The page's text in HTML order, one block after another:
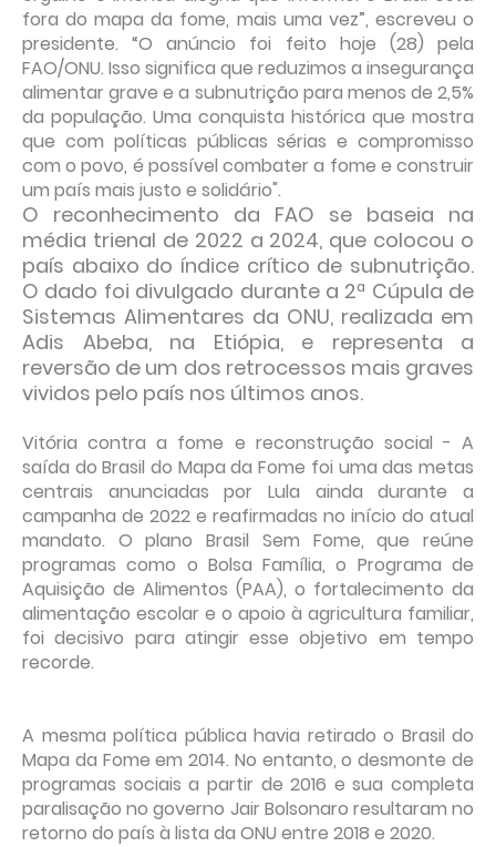
fora do mapa da fome, mais uma vez”, escreveu o
presidente. “O anúncio foi feito hoje (28) pela
FAO/ONU. Isso significa que reduzimos a insegurança
alimentar grave e a subnutrição para menos de 2,5%
da população. Uma conquista histórica que mostra
que com políticas públicas sérias e compromisso
com o povo, é possível combater a fome e construir
um país mais justo e solidário".
O reconhecimento da FAO se baseia na
média trienal de 2022 a 2024, que colocou o
país abaixo do índice crítico de subnutrição.
O dado foi divulgado durante a 2ª Cúpula de
Sistemas Alimentares da ONU, realizada em
Adis Abeba, na Etiópia, e representa a
reversão de um dos retrocessos mais graves
vividos pelo país nos últimos anos.
Vitória contra a fome e reconstrução social - A
saída do Brasil do Mapa da Fome foi uma das metas
centrais anunciadas por Lula ainda durante a
campanha de 2022 e reafirmadas no início do atual
mandato. O plano Brasil Sem Fome, que reúne
programas como o Bolsa Família, o Programa de
Aquisição de Alimentos (PAA), o fortalecimento da
alimentação escolar e o apoio à agricultura familiar,
foi decisivo para atingir esse objetivo em tempo
recorde.
A mesma política pública havia retirado o Brasil do
Mapa da Fome em 2014. No entanto, o desmonte de
programas sociais a partir de 2016 e sua completa
paralisação no governo Jair Bolsonaro resultaram no
retorno do país à lista da ONU entre 2018 e 2020.